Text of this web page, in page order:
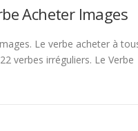
Acheter Images
Le verbe acheter à
verbes irréguliers. Le Verbe